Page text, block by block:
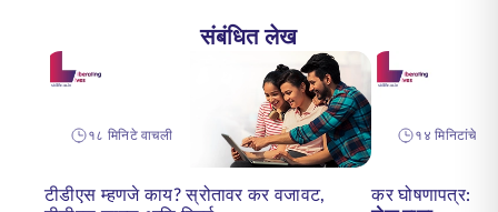
संबंधित लेख
१८ मिनिटे वाचली
टीडीएस म्हणजे काय? स्रोतावर कर वजावट,
१४ मिनिटांचे
कर घोषणापत्र: